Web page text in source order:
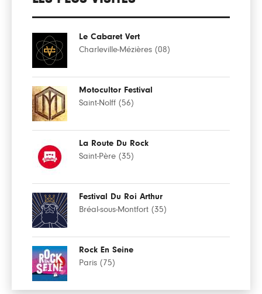
Le Cabaret Vert
Charleville-Mézières (08)
Motocultor Festival
Saint-Nolff (56)
La Route Du Rock
Saint-Père (35)
Festival Du Roi Arthur
Bréal-sous-Montfort (35)
Rock En Seine
Paris (75)